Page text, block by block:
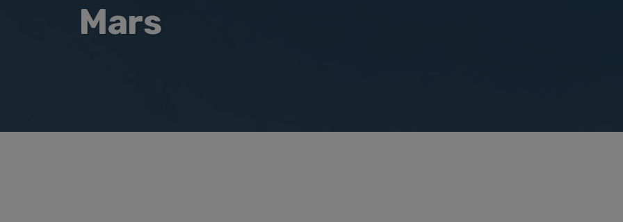
Mars